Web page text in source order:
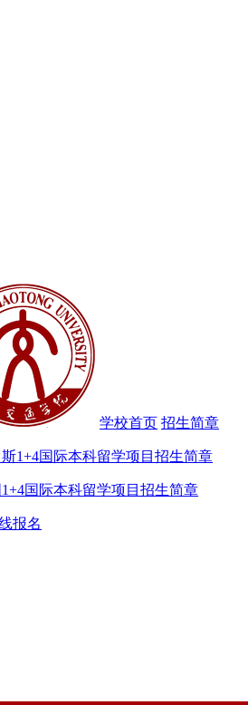
学校首页 招生简章
1+4国际本科留学项目招生简章
国际本科留学项目招生简章
报名